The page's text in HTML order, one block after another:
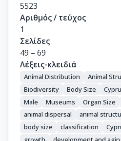
5523
Αριθμός / τεύχος
1
Σελίδες
49 – 69
Λέξεις-κλειδιά
Animal Distribution Animal
Biodiversity
Body Size
Male
Museums Organ Size
animal dispersal
animal
body size
classification